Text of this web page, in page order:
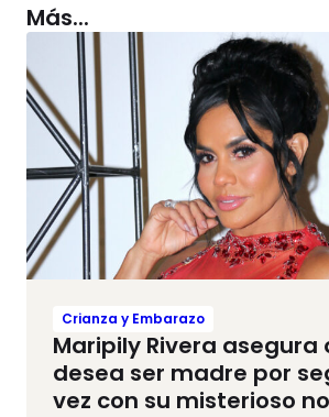
Más...
Crianza y Embarazo
Maripily Rivera asegura
desea ser madre por
vez con su misterioso